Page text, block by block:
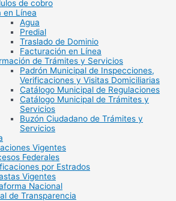
de cobro
en Línea
Agua
Predial
Traslado de Dominio
Facturación en Línea
de Trámites y Servicios
Padrón Municipal de Inspecciones,
Verificaciones y Visitas Domiciliarias
Catálogo Municipal de Regulaciones
Catálogo Municipal de Trámites y
Servicios
Buzón Ciudadano de Trámites y
Servicios
Vigentes
Federales
por Estrados
Vigentes
Nacional
de Transparencia